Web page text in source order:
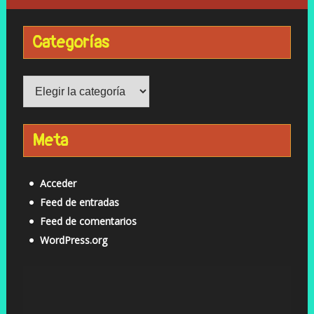
Categorías
Categorías
Meta
Acceder
Feed de entradas
Feed de comentarios
WordPress.org